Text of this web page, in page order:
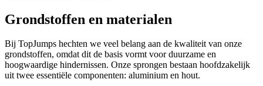
Grondstoffen en materialen
Bij TopJumps hechten we veel belang aan de kwaliteit van onze
grondstoffen, omdat dit de basis vormt voor duurzame en
hoogwaardige hindernissen. Onze sprongen bestaan hoofdzakelijk
uit twee essentiële componenten: aluminium en hout.